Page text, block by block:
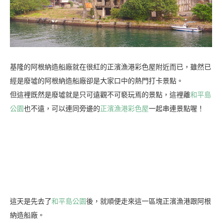
基隆的阿根納造船廠就在很紅的正濱漁港彩色屋附近而已，雖然已
經是廢墟的阿根納造船廠卻是大家口中的熱門打卡景點。
但這裡既然是廢墟就是只可遠觀不可褻玩焉的景點，這裡離和平島
公園也不遠，可以連同旁邊的正濱漁港彩色屋一起串連景點喔！
這天是先去了和平島公園後，就順便走來這一區塊正濱漁港跟阿根
納造船廠。